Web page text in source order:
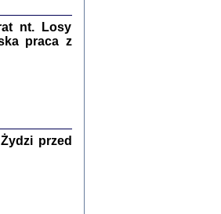
...nt. Losy
praca z
przed